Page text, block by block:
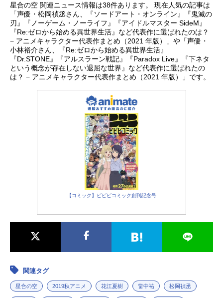
星合の空 関連ニュース情報は38件あります。 現在人気の記事は
「声優・松岡禎丞さん、『ソードアート・オンライン』『鬼滅の
刃』『ノーゲーム・ノーライフ』『アイドルマスター SideM』
『Re:ゼロから始める異世界生活』など代表作に選ばれたのは？
− アニメキャラクター代表作まとめ（2021 年版）」や「声優・
小林裕介さん、『Re:ゼロから始める異世界生活』
『Dr.STONE』『アルスラーン戦記』『Paradox Live』『下ネタ
という概念が存在しない退屈な世界』など代表作に選ばれたの
は？ − アニメキャラクター代表作まとめ（2021 年版）」です。
【コミック】ビビビコミック創刊記念号
関連タグ
星合の空 2019秋アニメ 花江夏樹 畠中祐 松岡禎丞